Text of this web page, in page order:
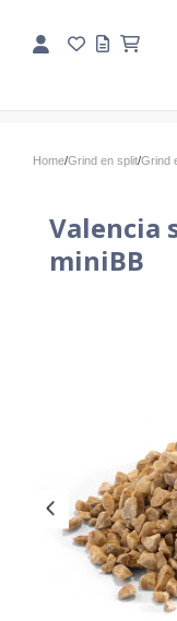
Home/Grind en split/Grind
Valencia
miniBB